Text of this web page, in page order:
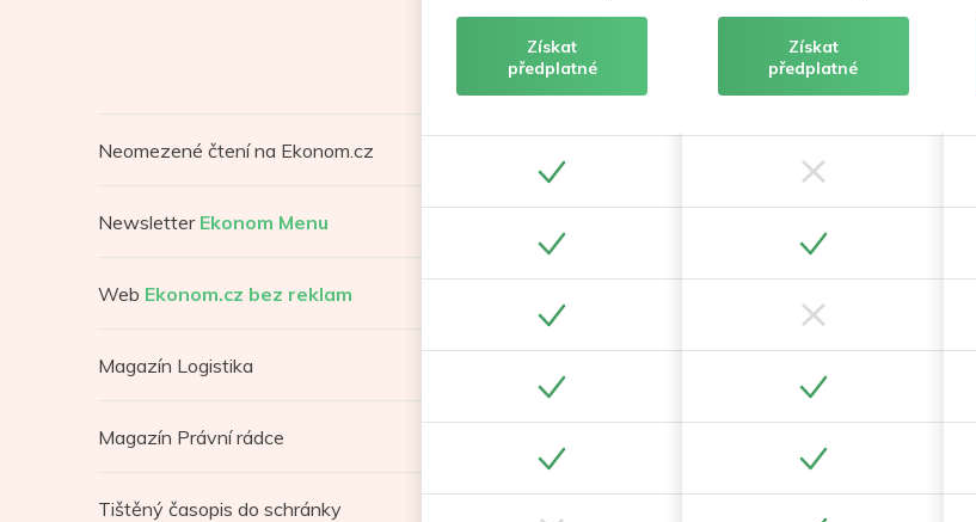
Neomezené čtení na Ekonom.cz
Newsletter Ekonom Menu
Web Ekonom.cz bez reklam
Magazín Logistika
Magazín Právní rádce
Tištěný časopis do schránky
Získat
předplatné
Získat
předplatné